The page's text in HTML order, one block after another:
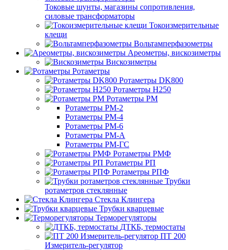
Токовые шунты, магазины сопротивления,
силовые трансформаторы
Токоизмерительные
клещи
Вольтамперфазометры
Ареометры, вискозиметры
Вискозиметры
Ротаметры
Ротаметры DK800
Ротаметры H250
Ротаметры РМ
Ротаметры РМ-2
Ротаметры РМ-4
Ротаметры РМ-6
Ротаметры РМ-А
Ротаметры РМ-ГС
Ротаметры РМФ
Ротаметры РП
Ротаметры РПФ
Трубки
ротаметров стеклянные
Стекла Клингера
Трубки кварцевые
Терморегуляторы
ДТКБ, термостаты
ПТ 200
Измеритель-регулятор